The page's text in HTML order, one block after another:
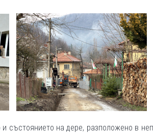
състоянието на дере, разположено в